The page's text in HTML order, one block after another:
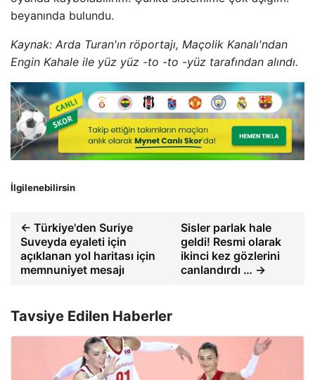
beyanında bulundu.
Kaynak: Arda Turan'ın röportajı, Maçolik Kanalı'ndan
Engin Kahale ile yüz yüz -to -to -yüz tarafından alındı.
İlgilenebilirsin
← Türkiye'den Suriye
Suveyda eyaleti için
açıklanan yol haritası için
memnuniyet mesajı
Sisler parlak hale
geldi! Resmi olarak
ikinci kez gözlerini
canlandırdı … →
Tavsiye Edilen Haberler